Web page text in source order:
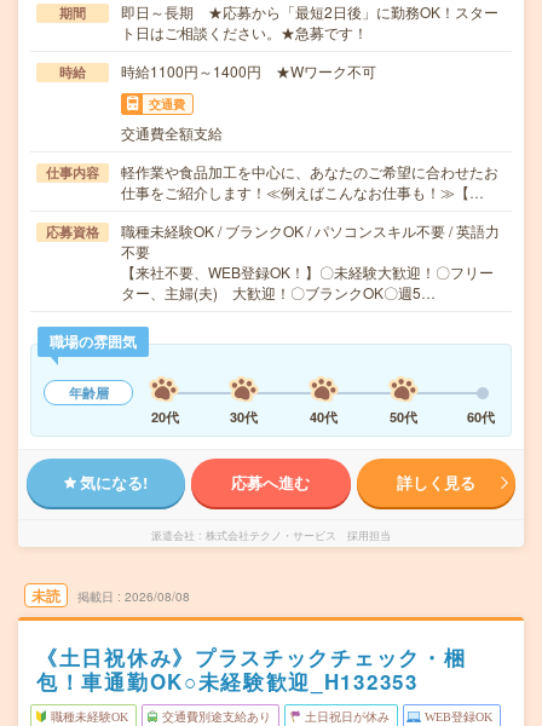
期間
即日～長期 ★応募から「最短2日後」に勤務OK！スター
ト日はご相談ください。★急募です！
時給 時給1100円～1400円 ★Wワーク不可
交通費
交通費全額支給
仕事内容
軽作業や食品加工を中心に、あなたのご希望に合わせたお
仕事をご紹介します！≪例えばこんなお仕事も！≫【…
応募資格
職種未経験OK / ブランクOK / パソコンスキル不要 / 英語力
不要
【来社不要、WEB登録OK！】〇未経験大歓迎！〇フリー
ター、主婦(夫) 大歓迎！〇ブランクOK〇週5…
職場の雰囲気
年齢層
20代
30代 40代 50代 60代
気になる! 応募へ進む 詳しく見る
派遣会社 株式会社テクノ・サービス 採用担当
未読 掲載日 2026/08/08
《土日祝休み》プラスチックチェック・梱
包！車通勤OK○未経験歓迎_H132353
職種未経験OK 交通費別途支給あり 土日祝日が休み WEB登録OK